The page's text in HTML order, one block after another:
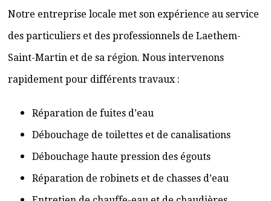
Notre entreprise locale met son expérience au service
des particuliers et des professionnels de Laethem-
Saint-Martin et de sa région. Nous intervenons
rapidement pour différents travaux :
Réparation de fuites d’eau
Débouchage de toilettes et de canalisations
Débouchage haute pression des égouts
Réparation de robinets et de chasses d’eau